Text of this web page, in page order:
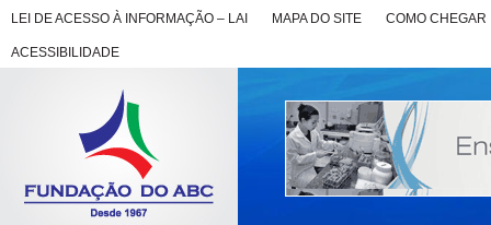
LEI DE ACESSO À INFORMAÇÃO – LAI MAPA DO SITE COMO CHEGAR
ACESSIBILIDADE